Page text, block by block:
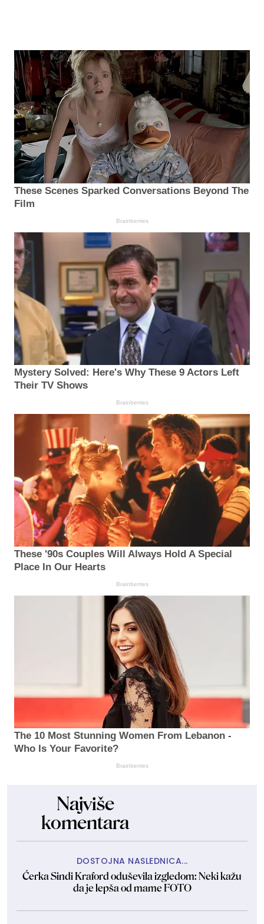
These Scenes Sparked Conversations Beyond The
Film
Brainberries
Mystery Solved: Here's Why These 9 Actors Left
Their TV Shows
Brainberries
These '90s Couples Will Always Hold A Special
Place In Our Hearts
Brainberries
The 10 Most Stunning Women From Lebanon -
Who Is Your Favorite?
Brainberries
Najviše
komentara
DOSTOJNA NASLEDNICA...
Ćerka Sindi Kraford oduševila izgledom: Neki kažu
da je lepša od mame FOTO